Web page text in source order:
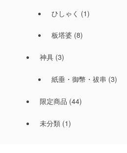
ひしゃく (1)
板塔婆(8)
神具 (3)
紙垂・御幣・祓串 (3)
限定商品 (44)
未分類 (1)